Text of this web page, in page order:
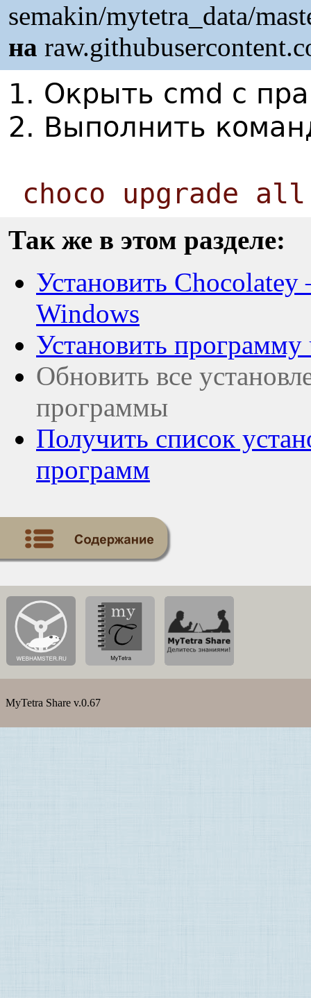
semakin/mytetra_data/
на
1. Окрыть cmd с
2. Выполнить
choco upgrade
Так же в этом разделе:
Установить
Windows
Установить программу
Обновить все
программы
Получить список
программ
MyTetra Share v.0.67